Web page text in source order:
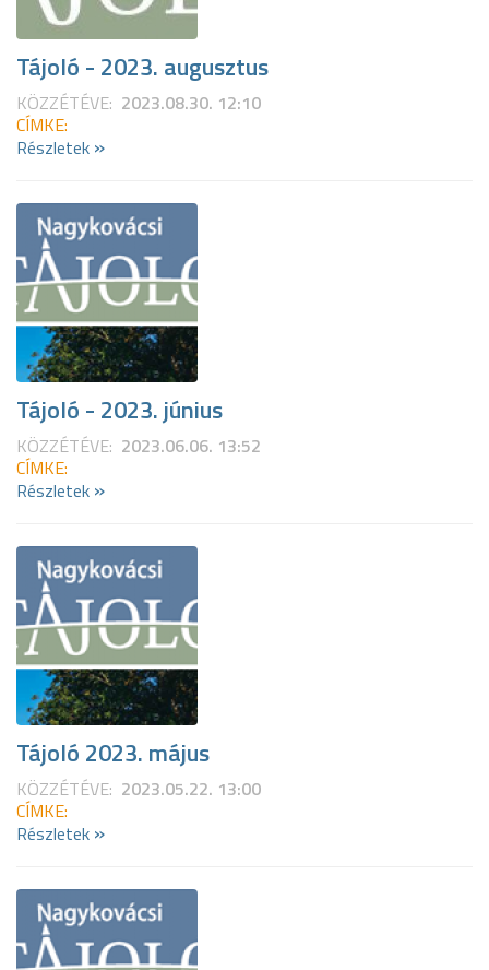
Tájoló - 2023. augusztus
KÖZZÉTÉVE: 2023.08.30. 12:10
CÍMKE:
Részletek »
Tájoló - 2023. június
KÖZZÉTÉVE: 2023.06.06. 13:52
CÍMKE:
Részletek »
Tájoló 2023. május
KÖZZÉTÉVE: 2023.05.22. 13:00
CÍMKE:
Részletek »